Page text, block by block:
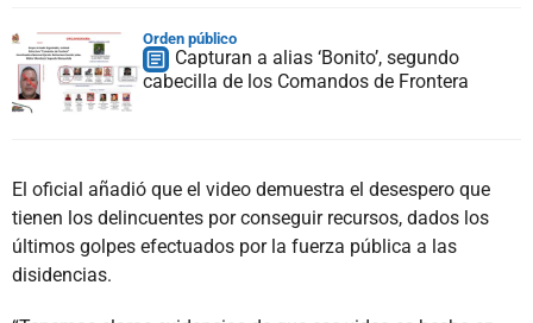
Orden público
Capturan a alias ‘Bonito’, segundo
cabecilla de los Comandos de Frontera
El oficial añadió que el video demuestra el desespero que
tienen los delincuentes por conseguir recursos, dados los
últimos golpes efectuados por la fuerza pública a las
disidencias.